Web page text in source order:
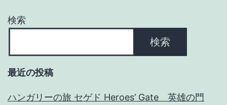
ン
検索
検索
最近の投稿
ハンガリーの旅 セゲド Heroes’ Gate 英雄の門